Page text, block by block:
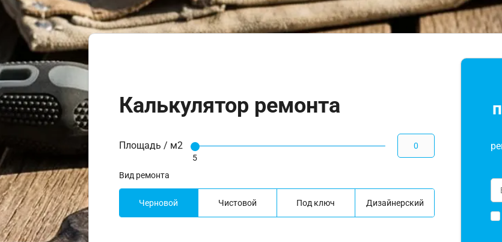
Калькулятор ремонта
Площадь / м2
5
Вид ремонта
Черновой Чистовой Под ключ Дизайнерский